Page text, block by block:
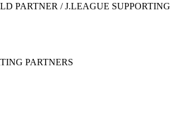
PARTNER / J.LEAGUE SUPPORTING
PARTNERS